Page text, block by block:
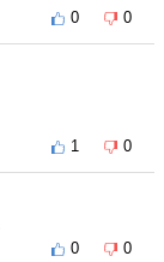
0 0
1 0
0 0